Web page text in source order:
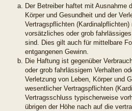
Der Betreiber haftet mit Ausnahme
Körper und Gesundheit und der
Vertragspflichten
vorsätzliches oder grob
sind. Dies gilt auch für mittelbare
entgangenen Gewinn.
Die Haftung ist gegenüber
oder grob fahrlässigem Verhalten
Verletzung von Leben, Körper und
wesentlicher Vertragspflichten
Vertragsschluss typischerweise
übrigen der Höhe nach auf die